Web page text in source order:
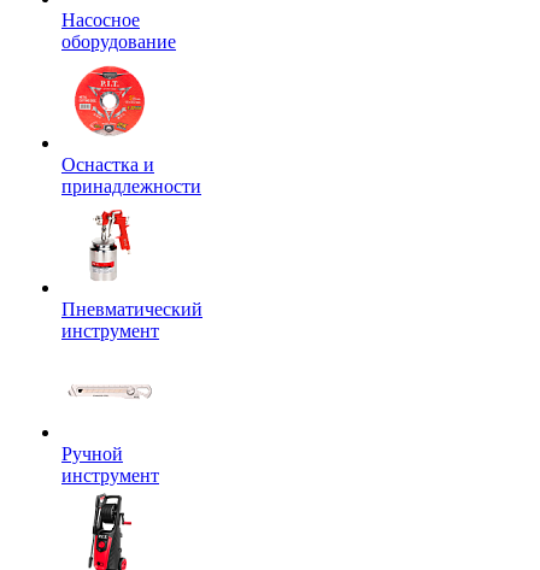
Насосное
оборудование
Оснастка и
принадлежности
Пневматический
инструмент
Ручной
инструмент